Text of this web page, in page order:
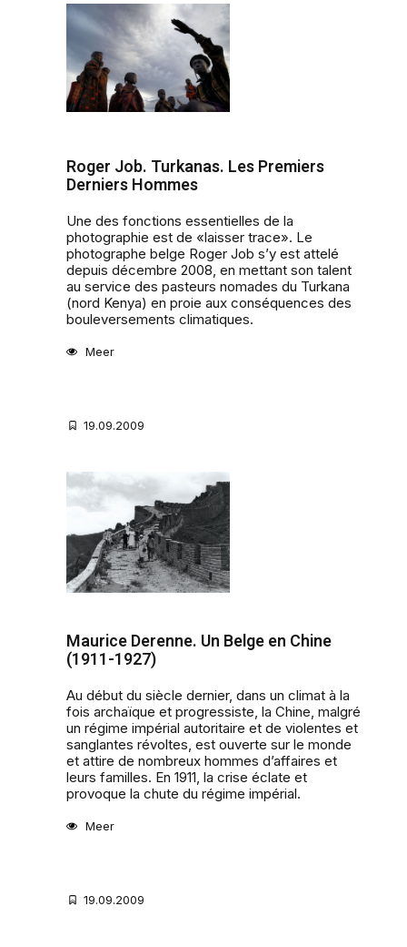
Roger Job. Turkanas. Les Premiers
Derniers Hommes
Une des fonctions essentielles de la
photographie est de «laisser trace». Le
photographe belge Roger Job s’y est attelé
depuis décembre 2008, en mettant son talent
au service des pasteurs nomades du Turkana
(nord Kenya) en proie aux conséquences des
bouleversements climatiques.
Meer
19.09.2009
Maurice Derenne. Un Belge en Chine
(1911-1927)
Au début du siècle dernier, dans un climat à la
fois archaïque et progressiste, la Chine, malgré
un régime impérial autoritaire et de violentes et
sanglantes révoltes, est ouverte sur le monde
et attire de nombreux hommes d’affaires et
leurs familles. En 1911, la crise éclate et
provoque la chute du régime impérial.
Meer
19.09.2009